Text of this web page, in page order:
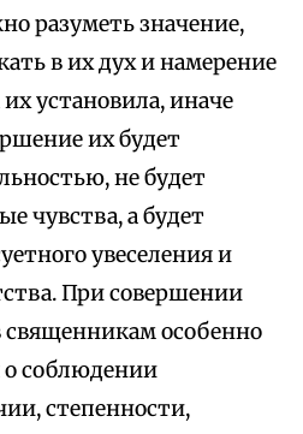
разуметь значение,
в их дух и намерение
установила, иначе
их будет
не будет
чувства, а будет
увеселения и
При совершении
особенно
о соблюдении
степенности,